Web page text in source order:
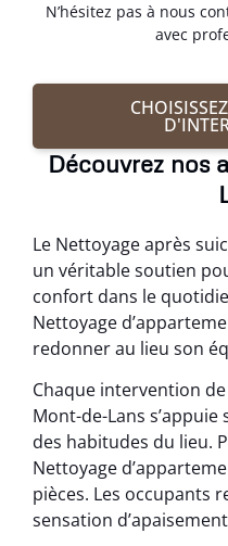
N’hésitez pas à nous
avec
Découvrez nos
Le Nettoyage après
un véritable soutien
confort dans le
Nettoyage
redonner au lieu son
Chaque intervention
Mont-de-Lans
des habitudes du lieu.
Nettoyage
pièces. Les occupants
sensation